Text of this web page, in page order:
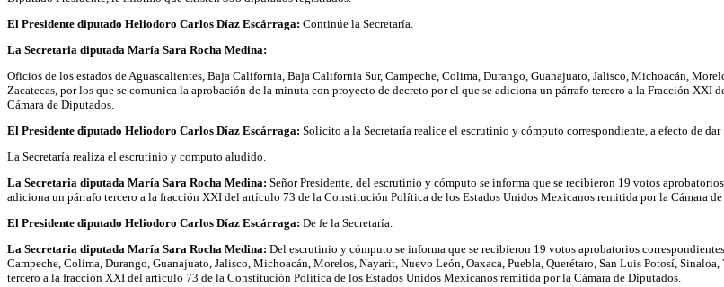
El Presidente diputado Heliodoro Carlos Díaz Escárraga: Continúe la Secretaría.
La Secretaria diputada María Sara Rocha Medina:
Oficios de los estados de Aguascalientes, Baja California, Baja California Sur, Campeche, Colima, Durango, Guanajuato, Jalisco, Michoacán,
Zacatecas, por los que se comunica la aprobación de la minuta con proyecto de decreto por el que se adiciona un párrafo tercero a la Fracción
Cámara de Diputados.
El Presidente diputado Heliodoro Carlos Díaz Escárraga: Solicito a la Secretaría realice el escrutinio y cómputo correspondiente, a efecto de
La Secretaría realiza el escrutinio y computo aludido.
La Secretaria diputada María Sara Rocha Medina: Señor Presidente, del escrutinio y cómputo se informa que se recibieron 19 votos
adiciona un párrafo tercero a la fracción XXI del artículo 73 de la Constitución Política de los Estados Unidos Mexicanos remitida por la Cámara
El Presidente diputado Heliodoro Carlos Díaz Escárraga: De fe la Secretaría.
La Secretaria diputada María Sara Rocha Medina: Del escrutinio y cómputo se informa que se recibieron 19 votos aprobatorios
Campeche, Colima, Durango, Guanajuato, Jalisco, Michoacán, Morelos, Nayarit, Nuevo León, Oaxaca, Puebla, Querétaro, San Luis Potosí,
tercero a la fracción XXI del artículo 73 de la Constitución Política de los Estados Unidos Mexicanos remitida por la Cámara de Diputados.